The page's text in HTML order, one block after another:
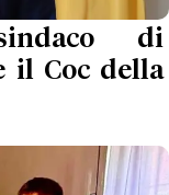
di
il Coc della